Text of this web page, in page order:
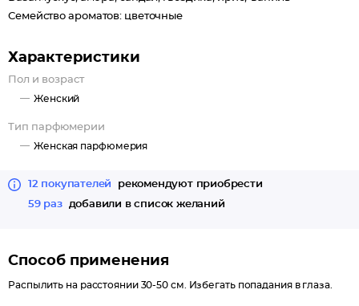
Семейство ароматов: цветочные
Характеристики
Пол и возраст
Женский
Тип парфюмерии
Женская парфюмерия
12 покупателей
рекомендуют приобрести
59 раз
добавили в список желаний
Способ применения
Распылить на расстоянии 30-50 см. Избегать попадания в глаза.